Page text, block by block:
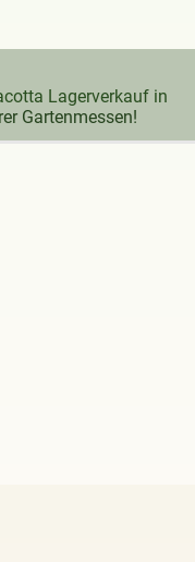
Lagerverkauf in
Gartenmessen!